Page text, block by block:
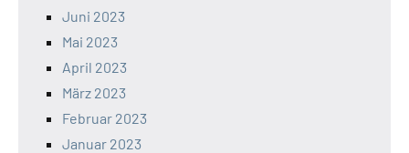
Juni 2023
Mai 2023
April 2023
März 2023
Februar 2023
Januar 2023